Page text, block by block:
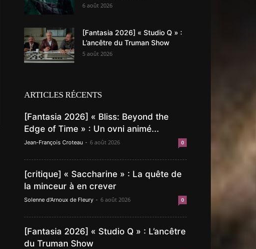
6 août 2026
[Fantasia 2026] « Studio Q » :
L’ancêtre du Truman Show
5 août 2026
ARTICLES RÉCENTS
[Fantasia 2026] « Bliss: Beyond the
Edge of Time » : Un ovni animé...
Jean-François Croteau - 6 août 2026 0
[critique] « Saccharine » : La quête de
la minceur à en crever
Solenne d'Arnoux de Fleury - 6 août 2026 0
[Fantasia 2026] « Studio Q » : L’ancêtre
du Truman Show